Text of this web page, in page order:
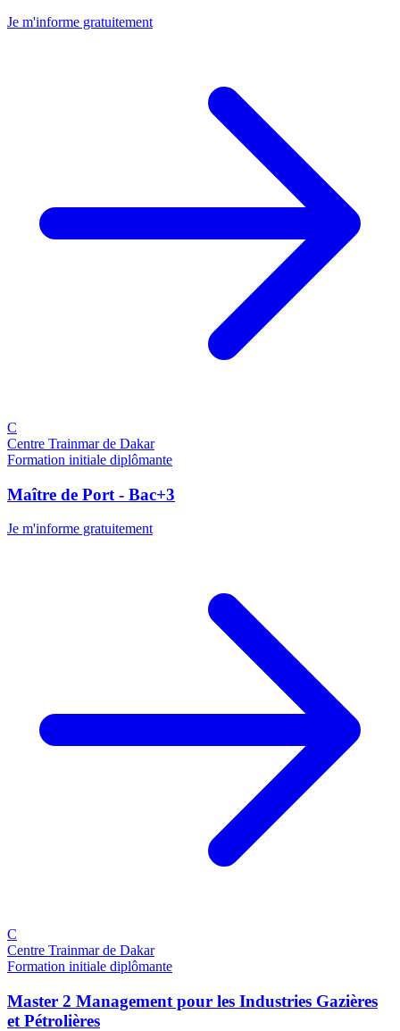
Je m'informe gratuitement
C
Centre Trainmar de Dakar
Formation initiale diplômante
Maître de Port - Bac+3
Je m'informe gratuitement
C
Centre Trainmar de Dakar
Formation initiale diplômante
Master 2 Management pour les Industries Gazières
et Pétrolières